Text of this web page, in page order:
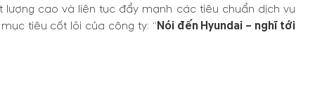
cao và liên tục đẩy mạnh các tiêu chuẩn dịch vụ
tiêu cốt lõi của công ty: “Nói đến Hyundai – nghĩ tới